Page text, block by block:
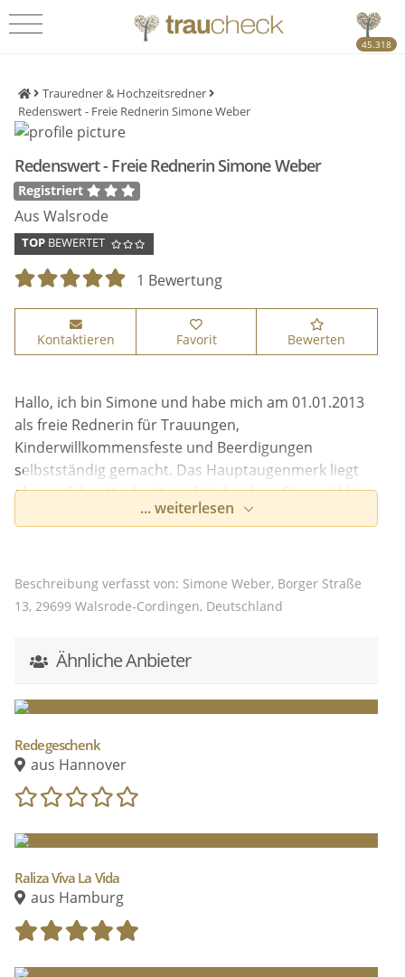
45.318
Trauredner & Hochzeitsredner
Redenswert - Freie Rednerin Simone Weber
Redenswert - Freie Rednerin Simone Weber
Registriert
Aus Walsrode
TOP BEWERTET
1 Bewertung
Kontaktieren Favorit Bewerten
Hallo, ich bin Simone und habe mich am 01.01.2013
als freie Rednerin für Trauungen,
Kinderwillkommensfeste und Beerdigungen
selbstständig gemacht. Das Hauptaugenmerk liegt
aber auf den Hochzeiten, die ich schon für unzählige
Paare durchführen durfte. Egal ob für "Normalo"
mich, von euch zu hören :)
... weiterlesen
Beschreibung verfasst von: Simone Weber, Borger Straße
13, 29699 Walsrode-Cordingen, Deutschland
Ähnliche Anbieter
Redegeschenk
aus Hannover
Raliza Viva La Vida
aus Hamburg